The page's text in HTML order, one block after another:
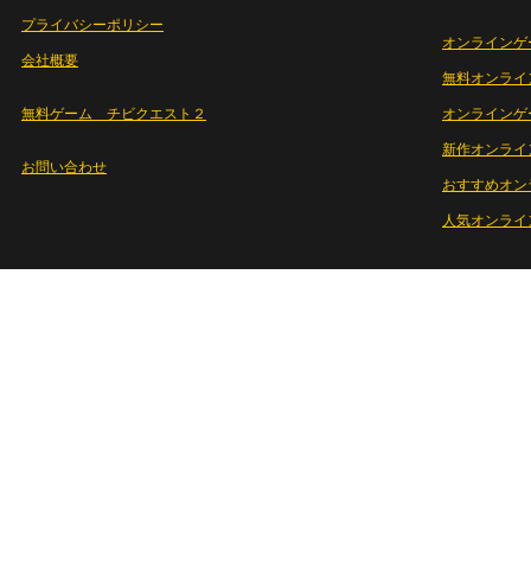
プライバシーポリシー
会社概要
無料ゲーム チビクエスト２
お問い合わせ
オンラインゲ
無料オンライ
オンライン
新作オンライ
おすすめオ
人気オンラ